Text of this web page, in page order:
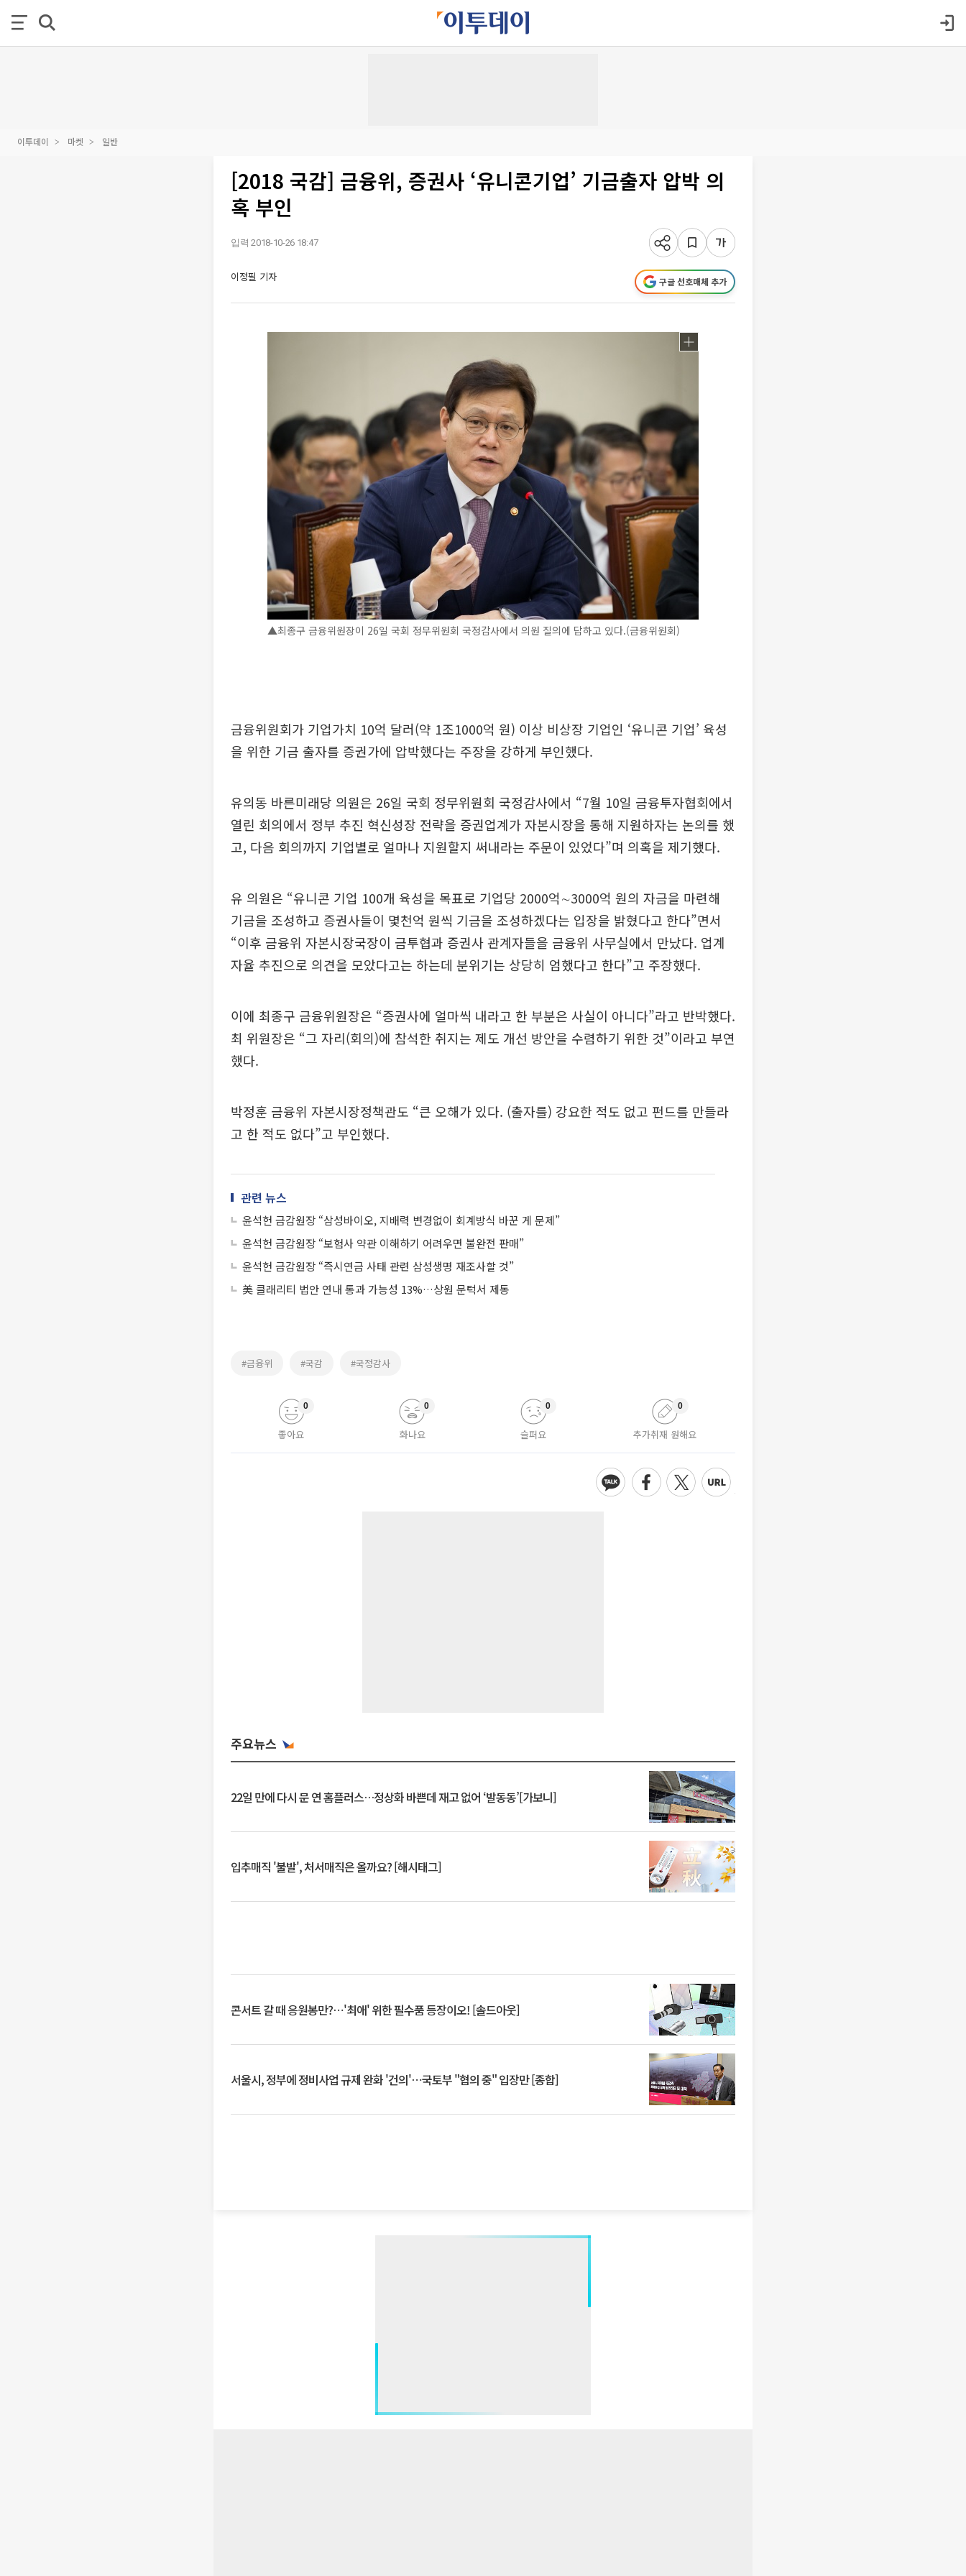
이투데이 마켓 일반
[2018 국감] 금융위, 증권사 ‘유니콘기업’ 기금출자 압박 의
혹 부인
입력 2018-10-26 18:47
이정필 기자 구글 선호매체 추가
▲최종구 금융위원장이 26일 국회 정무위원회 국정감사에서 의원 질의에 답하고 있다.(금융위원회)
금융위원회가 기업가치 10억 달러(약 1조1000억 원) 이상 비상장 기업인 ‘유니콘 기업’ 육성
을 위한 기금 출자를 증권가에 압박했다는 주장을 강하게 부인했다.
유의동 바른미래당 의원은 26일 국회 정무위원회 국정감사에서 “7월 10일 금융투자협회에서
열린 회의에서 정부 추진 혁신성장 전략을 증권업계가 자본시장을 통해 지원하자는 논의를 했
고, 다음 회의까지 기업별로 얼마나 지원할지 써내라는 주문이 있었다”며 의혹을 제기했다.
유 의원은 “유니콘 기업 100개 육성을 목표로 기업당 2000억∼3000억 원의 자금을 마련해
기금을 조성하고 증권사들이 몇천억 원씩 기금을 조성하겠다는 입장을 밝혔다고 한다”면서
“이후 금융위 자본시장국장이 금투협과 증권사 관계자들을 금융위 사무실에서 만났다. 업계
자율 추진으로 의견을 모았다고는 하는데 분위기는 상당히 엄했다고 한다”고 주장했다.
이에 최종구 금융위원장은 “증권사에 얼마씩 내라고 한 부분은 사실이 아니다”라고 반박했다.
최 위원장은 “그 자리(회의)에 참석한 취지는 제도 개선 방안을 수렴하기 위한 것”이라고 부연
했다.
박정훈 금융위 자본시장정책관도 “큰 오해가 있다. (출자를) 강요한 적도 없고 펀드를 만들라
고 한 적도 없다”고 부인했다.
관련 뉴스
윤석헌 금감원장 “삼성바이오, 지배력 변경없이 회계방식 바꾼 게 문제”
윤석헌 금감원장 “보험사 약관 이해하기 어려우면 불완전 판매”
윤석헌 금감원장 “즉시연금 사태 관련 삼성생명 재조사할 것”
美 클래리티 법안 연내 통과 가능성 13%…상원 문턱서 제동
#금융위 #국감 #국정감사
좋아요
0
화나요
0
슬퍼요
0
추가취재 원해요
0
주요뉴스
22일 만에 다시 문 연 홈플러스…정상화 바쁜데 재고 없어 ‘발동동’[가보니]
입추매직 '불발', 처서매직은 올까요? [해시태그]
콘서트 갈 때 응원봉만?⋯'최애' 위한 필수품 등장이오! [솔드아웃]
서울시, 정부에 정비사업 규제 완화 '건의'⋯국토부 "협의 중" 입장만 [종합]